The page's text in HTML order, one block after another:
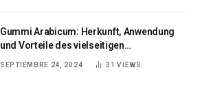
Gummi Arabicum: Herkunft, Anwendung
und Vorteile des vielseitigen
SEPTIEMBRE 24, 2024 31VIEWS